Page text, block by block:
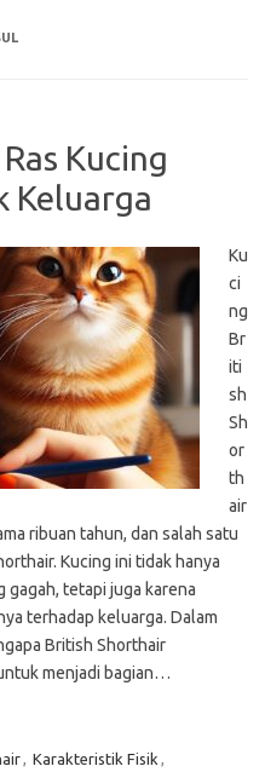
Kucing
Keluarga
Ku
ci
ng
Br
iti
sh
Sh
or
th
air
ribuan tahun, dan salah satu
Kucing ini tidak hanya
gagah, tetapi juga karena
terhadap keluarga. Dalam
British Shorthair
menjadi bagian…
, Karakteristik Fisik ,